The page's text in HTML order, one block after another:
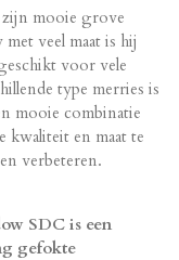
mooie grove
veel maat is hij
voor vele
type merries is
mooie combinatie
kwaliteit en maat te
verbeteren.
SDC is een
gefokte